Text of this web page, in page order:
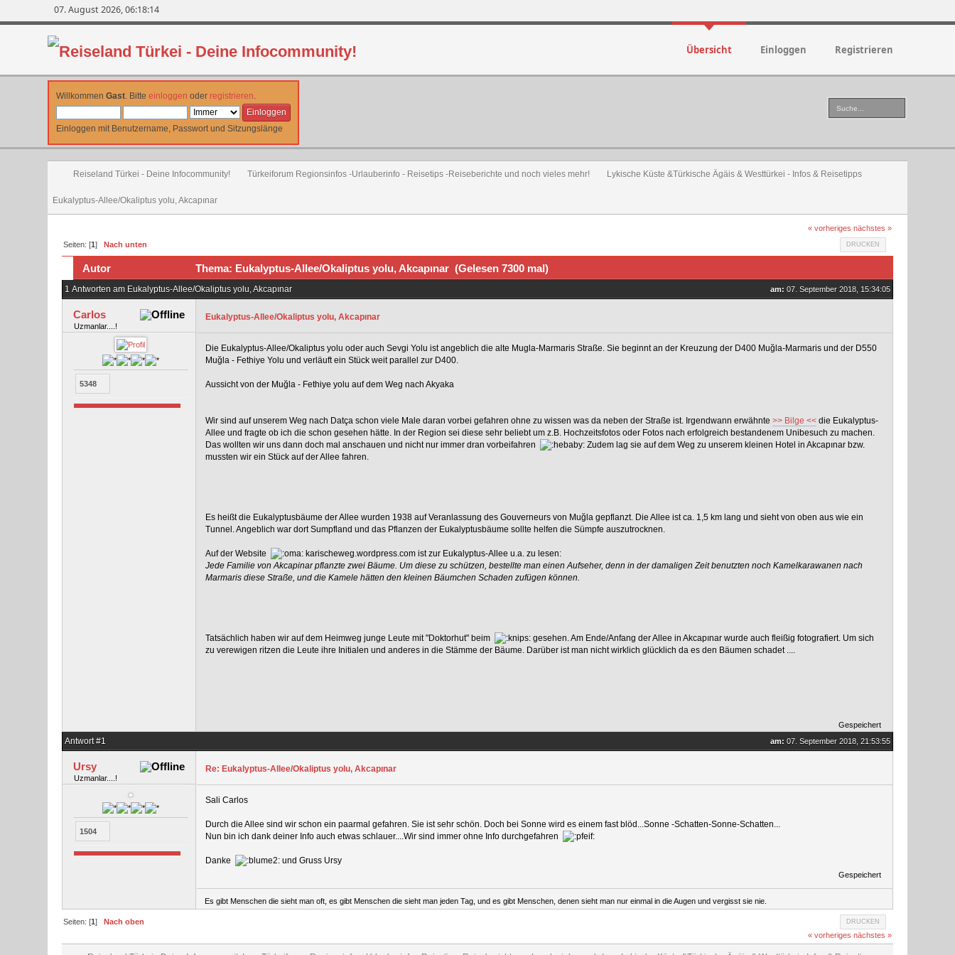
07. August 2026, 06:18:14
Übersicht Einloggen Registrieren
WillkommenGast. Bitteeinloggen oder registrieren.
Einloggen mit Benutzername, Passwort und Sitzungslänge
Reiseland Türkei - Deine Infocommunity! Türkeiforum Regionsinfos -Urlauberinfo - Reisetips -Reiseberichte und noch vieles mehr! Lykische Küste &Türkische Ägäis & Westtürkei - Infos & Reisetipps
Eukalyptus-Allee/Okaliptus yolu, Akcapınar
« vorheriges nächstes »
DRUCKEN
Seiten: [1]Nach unten
Autor Thema: Eukalyptus-Allee/Okaliptus yolu, Akcapınar (Gelesen 7300 mal)
1 Antworten am Eukalyptus-Allee/Okaliptus yolu, Akcapınar am: 07. September 2018, 15:34:05
Carlos
Uzmanlar....!
5348
Eukalyptus-Allee/Okaliptus yolu, Akcapınar
Die Eukalyptus-Allee/Okaliptus yolu oder auch Sevgi Yolu ist angeblich die alte Mugla-Marmaris Straße. Sie beginnt an der Kreuzung der D400 Muğla-Marmaris und der D550
Muğla - Fethiye Yolu und verläuft ein Stück weit parallel zur D400.
Aussicht von der Muğla - Fethiye yolu auf dem Weg nach Akyaka
Wir sind auf unserem Weg nach Datça schon viele Male daran vorbei gefahren ohne zu wissen was da neben der Straße ist. Irgendwann erwähnte>> Bilge << die Eukalyptus-
Allee und fragte ob ich die schon gesehen hätte. In der Region sei diese sehr beliebt um z.B. Hochzeitsfotos oder Fotos nach erfolgreich bestandenem Unibesuch zu machen.
Das wollten wir uns dann doch mal anschauen und nicht nur immer dran vorbeifahren
Zudem lag sie auf dem Weg zu unserem kleinen Hotel in Akcapınar bzw.
mussten wir ein Stück auf der Allee fahren.
Es heißt die Eukalyptusbäume der Allee wurden 1938 auf Veranlassung des Gouverneurs von Muğla gepflanzt. Die Allee ist ca. 1,5 km lang und sieht von oben aus wie ein
Tunnel. Angeblich war dort Sumpfland und das Pflanzen der Eukalyptusbäume sollte helfen die Sümpfe auszutrocknen.
Auf der Website
karischeweg.wordpress.com ist zur Eukalyptus-Allee u.a. zu lesen:
Jede Familie von Akcapinar pflanzte zwei Bäume. Um diese zu schützen, bestellte man einen Aufseher, denn in der damaligen Zeit benutzten noch Kamelkarawanen nach
Marmaris diese Straße, und die Kamele hätten den kleinen Bäumchen Schaden zufügen können.
Tatsächlich haben wir auf dem Heimweg junge Leute mit "Doktorhut" beim
gesehen. Am Ende/Anfang der Allee in Akcapınar wurde auch fleißig fotografiert. Um sich
zu verewigen ritzen die Leute ihre Initialen und anderes in die Stämme der Bäume. Darüber ist man nicht wirklich glücklich da es den Bäumen schadet ....
Gespeichert
Antwort #1 am: 07. September 2018, 21:53:55
Ursy
Uzmanlar....!
1504
Re: Eukalyptus-Allee/Okaliptus yolu, Akcapınar
Sali Carlos
Durch die Allee sind wir schon ein paarmal gefahren. Sie ist sehr schön. Doch bei Sonne wird es einem fast blöd...Sonne -Schatten-Sonne-Schatten...
Nun bin ich dank deiner Info auch etwas schlauer....Wir sind immer ohne Info durchgefahren
Danke und Gruss Ursy
Gespeichert
Es gibt Menschen die sieht man oft, es gibt Menschen die sieht man jeden Tag, und es gibt Menschen, denen sieht man nur einmal in die Augen und vergisst sie nie.
DRUCKEN
Seiten: [1]Nach oben
« vorheriges nächstes »